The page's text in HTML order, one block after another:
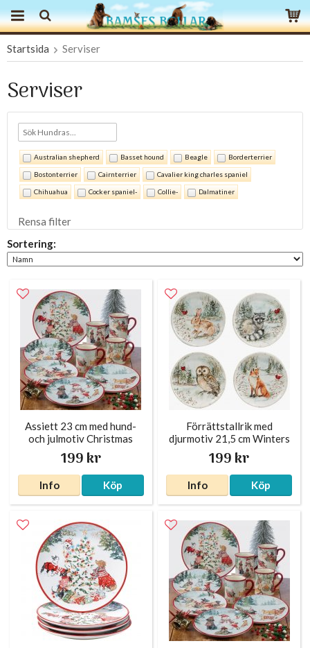
Produkten har blivit tillagd i varukorgen
Startsida Serviser
Serviser
Australian shepherd Basset hound Beagle Borderterrier
Bostonterrier Cairnterrier Cavalier king charles spaniel
Chihuahua Cocker spaniel- Collie- Dalmatiner
Golden retriever
Labrador retriever
Sankt bernhardshund Siberian husky Skotsk terrier Tax
Tax (korthårig) West highland white terrier
Rensa filter
Sortering:
Assiett 23 cm med hund-
och julmotiv Christmas
Dogs
199 kr
Info Köp
Förrättstallrik med
djurmotiv 21,5 cm Winters
Walk
199 kr
Info Köp